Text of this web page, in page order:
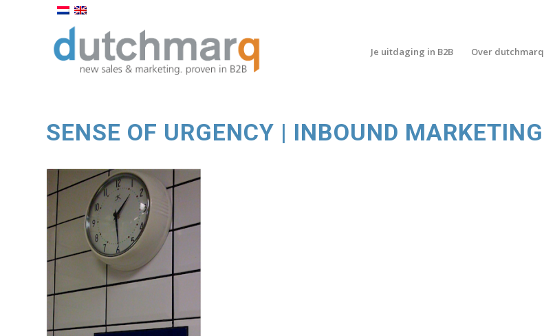
Je uitdaging in B2B Over dutchmarq
SENSE OF URGENCY | INBOUND MARKETING